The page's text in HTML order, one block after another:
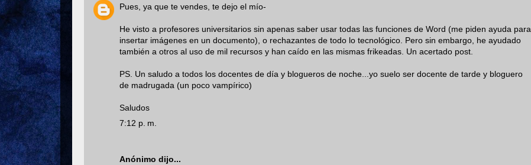
Pues, ya que te vendes, te dejo el mío-
He visto a profesores universitarios sin apenas saber usar todas las funciones de Word (me piden ayuda para
insertar imágenes en un documento), o rechazantes de todo lo tecnológico. Pero sin embargo, he ayudado
también a otros al uso de mil recursos y han caído en las mismas frikeadas. Un acertado post.
PS. Un saludo a todos los docentes de día y blogueros de noche...yo suelo ser docente de tarde y bloguero
de madrugada (un poco vampírico)
Saludos
7:12 p. m.
Anónimo dijo...